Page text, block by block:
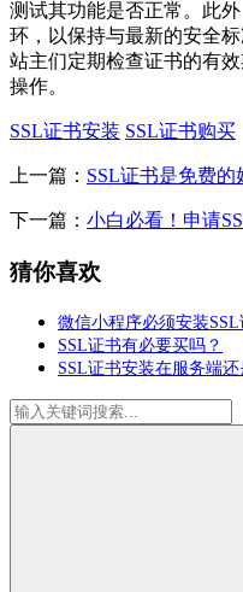
测试其功能是否正常。此
环，以保持与最新的安全标
站主们定期检查证书的有
操作。
SSL证书安装 SSL证书购买
上一篇： SSL证书是免费
下一篇： 小白必看！申请
猜你喜欢
微信小程序必须安装SSL
SSL证书有必要买吗？
SSL证书安装在服务端